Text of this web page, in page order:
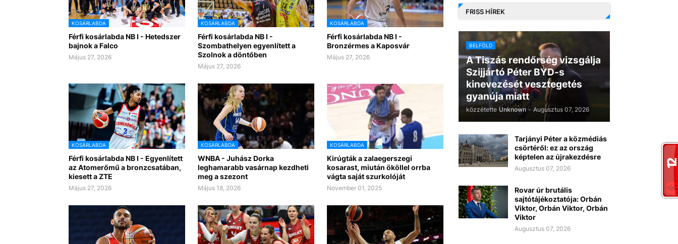
KOSÁRLABDA
Férfi kosárlabda NB I - Hetedszer
bajnok a Falco
Május 27, 2026
KOSÁRLABDA
Férfi kosárlabda NB I -
Szombathelyen egyenlített a
Szolnok a döntőben
Május 27, 2026
KOSÁRLABDA
Férfi kosárlabda NB I -
Bronzérmes a Kaposvár
Május 27, 2026
KOSÁRLABDA
Férfi kosárlabda NB I - Egyenlített
az Atomerőmű a bronzcsatában,
kiesett a ZTE
Május 27, 2026
KOSÁRLABDA
WNBA - Juhász Dorka
leghamarabb vasárnap kezdheti
meg a szezont
Május 18, 2026
KOSÁRLABDA
Kirúgták a zalaegerszegi
kosarast, miután ököllel orrba
vágta saját szurkolóját
November 01, 2025
FRISS HÍREK
BELFÖLD
A Tiszás rendőrség vizsgálja
Szijjártó Péter BYD-s
kinevezését vesztegetés
gyanúja miatt
közzétette Unknown - Augusztus 07, 2026
Tarjányi Péter a közmédiás
csörtéről: ez az ország
képtelen az újrakezdésre
Augusztus 07, 2026
Rovar úr brutális
sajtótájékoztatója: Orbán
Viktor, Orbán Viktor, Orbán
Viktor
Augusztus 07, 2026